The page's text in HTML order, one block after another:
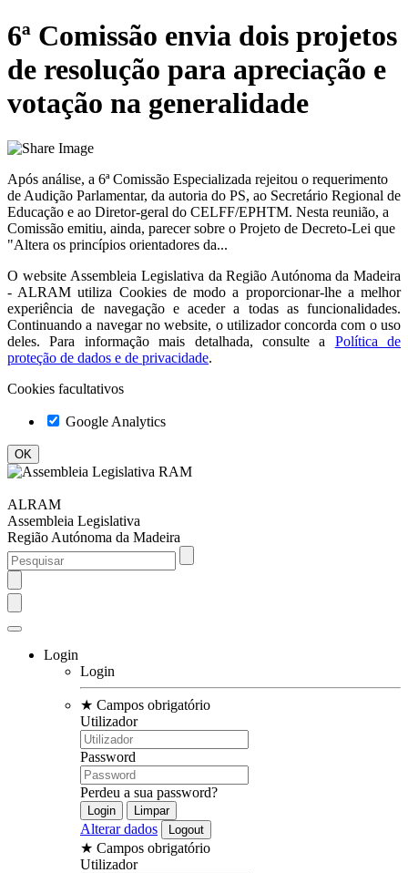
6ª Comissão envia dois projetos
de resolução para apreciação e
votação na generalidade
Após análise, a 6ª Comissão Especializada rejeitou o requerimento
de Audição Parlamentar, da autoria do PS, ao Secretário Regional de
Educação e ao Diretor-geral do CELFF/EPHTM. Nesta reunião, a
Comissão emitiu, ainda, parecer sobre o Projeto de Decreto-Lei que
"Altera os princípios orientadores da...
O website Assembleia Legislativa da Região Autónoma da Madeira
- ALRAM utiliza Cookies de modo a proporcionar-lhe a melhor
experiência de navegação e aceder a todas as funcionalidades.
Continuando a navegar no website, o utilizador concorda com o uso
deles. Para informação mais detalhada, consulte a
Política de
proteção de dados e de privacidade.
Cookies facultativos
Google Analytics
ALRAM
Assembleia Legislativa
Região Autónoma da Madeira
Login
Login
★ Campos obrigatório
Utilizador
Password
Perdeu a sua password?
Alterar dados
★ Campos obrigatório
Utilizador